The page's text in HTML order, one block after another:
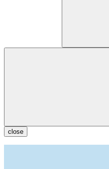
close